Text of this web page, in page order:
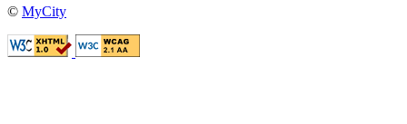
© MyCity